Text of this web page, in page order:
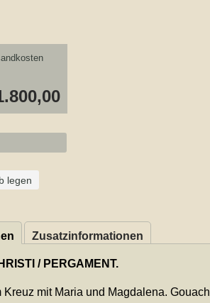
legen
Zusatzinformationen
/ PERGAMENT.
Kreuz mit Maria und Magdalena.